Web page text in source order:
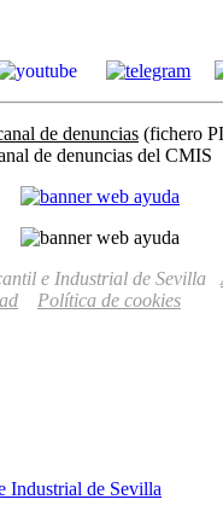
de denuncias (fichero
de denuncias del CMIS
e Industrial de Sevilla
Política de cookies